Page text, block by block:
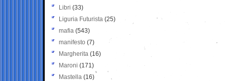
Libri (33)
Liguria Futurista (25)
mafia (543)
manifesto (7)
Margherita (16)
Maroni (171)
Mastella (16)